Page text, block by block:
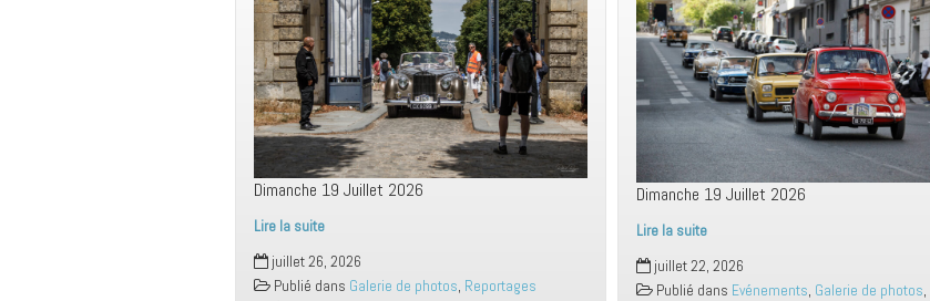
Dimanche 19 Juillet 2026
Lire la suite
TdP
Estivale
juillet 26, 2026
Publié dans Galerie de photos, Reportages
Dimanche 19 Juillet 2026
Lire la suite
TDP
Estivale
juillet 22, 2026
Publié dans Evénements, Galerie de photos,